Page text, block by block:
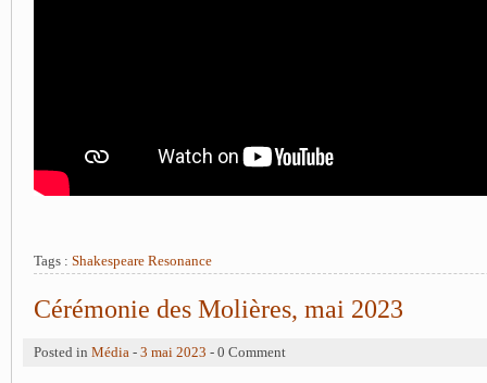
Tags : Shakespeare Resonance
Cérémonie des Molières, mai 2023
Posted in Média - 3 mai 2023 - 0 Comment